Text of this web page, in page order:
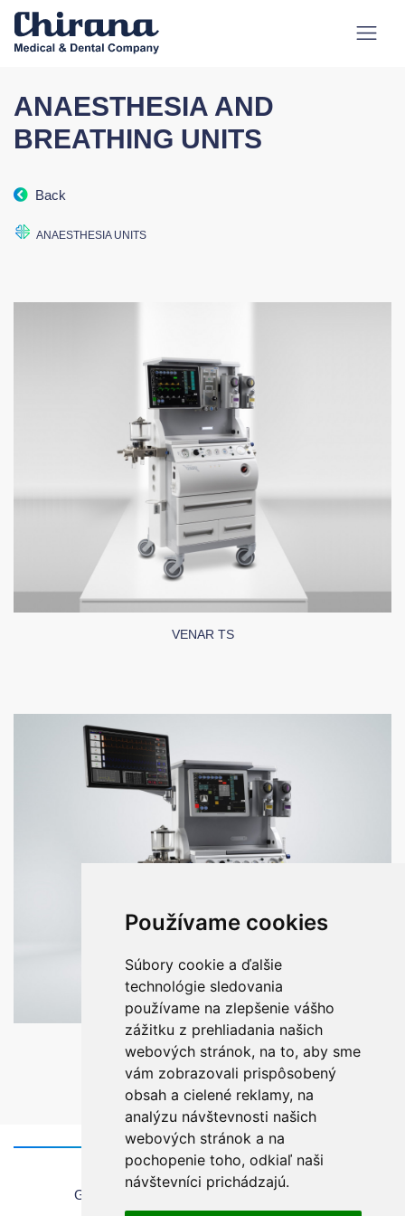
Používame cookies
Súbory cookie a ďalšie
technológie sledovania
používame na zlepšenie vášho
zážitku z prehliadania našich
webových stránok, na to, aby sme
vám zobrazovali prispôsobený
obsah a cielené reklamy, na
analýzu návštevnosti našich
webových stránok a na
pochopenie toho, odkiaľ naši
návštevníci prichádzajú.
ANAESTHESIA AND
BREATHING UNITS
Back
ANAESTHESIA UNITS
VENAR TS
VENAR OMEGA
Home
General information about using the website